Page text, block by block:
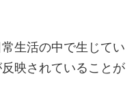
生活の中で生じてい
映されていることが